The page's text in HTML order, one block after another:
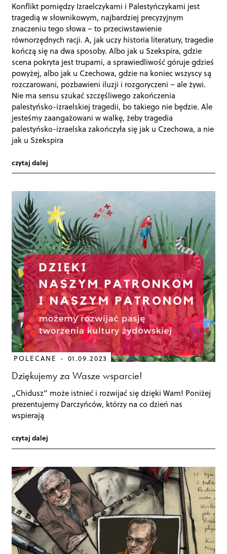
Konflikt pomiędzy Izraelczykami i Palestyńczykami jest
tragedią w słownikowym, najbardziej precyzyjnym
znaczeniu tego słowa – to przeciwstawienie
równorzędnych racji. A, jak uczy historia literatury, tragedie
kończą się na dwa sposoby. Albo jak u Szekspira, gdzie
scena pokryta jest trupami, a sprawiedliwość góruje gdzieś
powyżej, albo jak u Czechowa, gdzie na koniec wszyscy są
rozczarowani, pozbawieni iluzji i rozgoryczeni – ale żywi.
Nie ma sensu szukać szczęśliwego zakończenia
palestyńsko-izraelskiej tragedii, bo takiego nie będzie. Ale
jesteśmy zaangażowani w walkę, żeby tragedia
palestyńsko-izraelska zakończyła się jak u Czechowa, a nie
jak u Szekspira
czytaj dalej
POLECANE 01.09.2023
Dziękujemy za Wasze wsparcie!
„Chidusz” może istnieć i rozwijać się dzięki Wam! Poniżej
prezentujemy Darczyńców, którzy na co dzień nas
wspierają
czytaj dalej